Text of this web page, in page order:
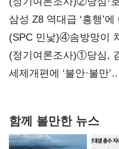
삼성 Z8 역대급 ‘흥행’
대전’
(SPC 민낯)④솜방망이
(정기여론조사)①당심,
지지도 '50% 아래로'(종
세제개편에 ‘불안·불만
함께 볼만한 뉴스